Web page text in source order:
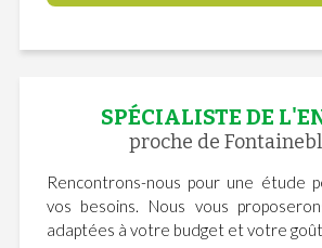
SPÉCIALISTE DE
proche de
Rencontrons-nous pour une étude
vos besoins. Nous vous
adaptées à votre budget et votre